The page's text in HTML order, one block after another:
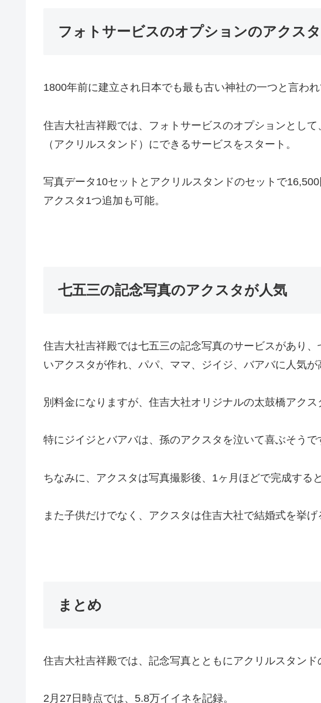
フォトサービスのオプションのアクスタ
1800年前に建立され日本でも最も古い神社の一つと言われ
住吉大社吉祥殿では、フォトサービスのオプションとし
（アクリルスタンド）にできるサービスをスタート。
写真データ10セットとアクリルスタンドのセットで
アクスタ1つ追加も可能。
七五三の記念写真のアクスタが人気
住吉大社吉祥殿では七五三の記念写真のサービスがあり
いアクスタが作れ、パパ、ママ、ジイジ、バアバに人気が
別料金になりますが、住吉大社オリジナルの太鼓橋アクス
特にジイジとバアバは、孫のアクスタを泣いて喜ぶそうで
ちなみに、アクスタは写真撮影後、1ヶ月ほどで完成する
また子供だけでなく、アクスタは住吉大社で結婚式を挙げ
まとめ
住吉大社吉祥殿では、記念写真とともにアクリルスタンド
2月27日時点では、5.8万イイネを記録。